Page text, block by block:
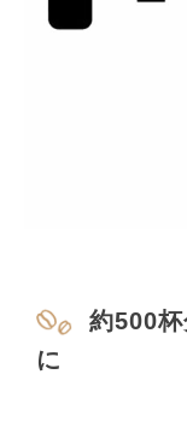
約500
に